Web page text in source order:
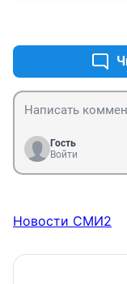
Гость
Войти
Новости СМИ2